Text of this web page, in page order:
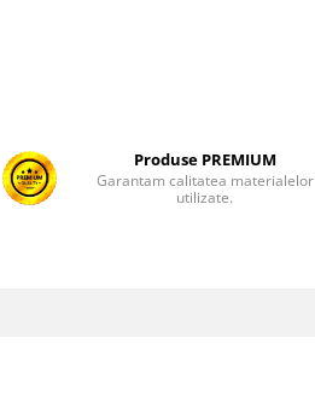
Produse PREMIUM
Garantam calitatea materialelor
utilizate.